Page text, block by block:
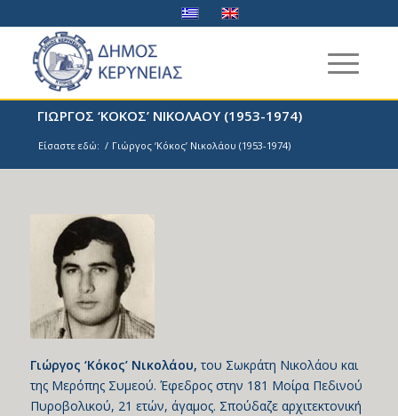
ΓΙΩΡΓΟΣ ‘ΚΟΚΟΣ’ ΝΙΚΟΛΑΟΥ (1953-1974)
Είσαστε εδώ: / Γιώργος ‘Κόκος’ Νικολάου (1953-1974)
Γιώργος ‘Κόκος’ Νικολάου,του Σωκράτη Νικολάου και
της Μερόπης Συμεού. Έφεδρος στην 181 Μοίρα Πεδινού
Πυροβολικού, 21 ετών, άγαμος. Σπούδαζε αρχιτεκτονική